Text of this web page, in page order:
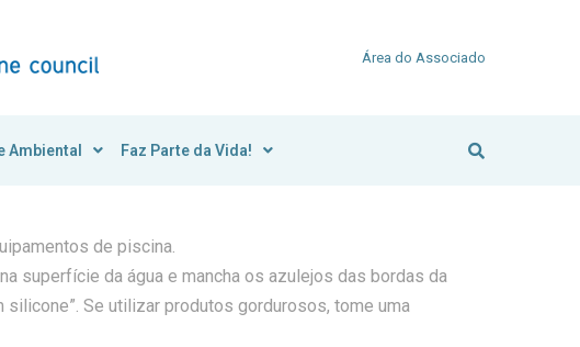
Área do Associado
Ambiental Faz Parte da Vida!
de piscina.
superfície da água e mancha os azulejos das bordas da
Se utilizar produtos gordurosos, tome uma